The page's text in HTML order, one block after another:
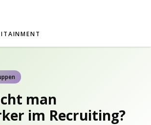
man
im Recruiting?